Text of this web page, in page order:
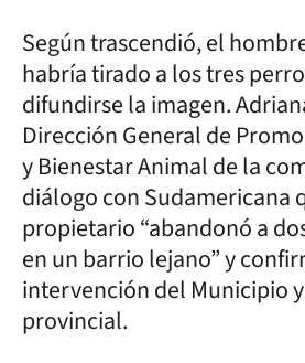
Según trascendió, el
habría tirado a los tres
difundirse la imagen.
Dirección General de
y Bienestar Animal de la
diálogo con Sudamericana
propietario “abandonó a
en un barrio lejano” y
intervención del Municipio
provincial.